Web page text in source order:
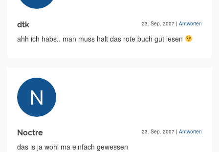
dtk 23. Sep. 2007 | Antworten
ahh ich habs.. man muss halt das rote buch gut lesen
Noctre 23. Sep. 2007 | Antworten
das is ja wohl ma einfach gewessen